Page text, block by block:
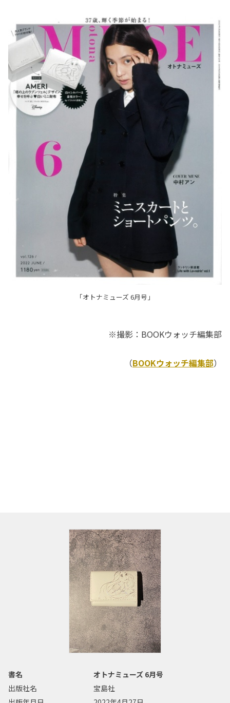
「オトナミューズ 6月号」
※撮影：BOOKウォッチ編集部
（BOOKウォッチ編集部）
書名
オトナミューズ 6月号
出版社名
宝島社